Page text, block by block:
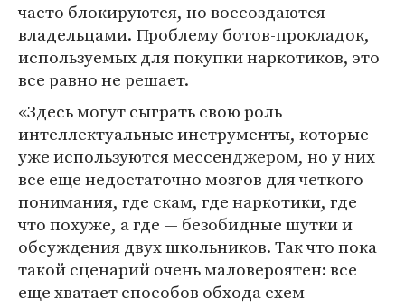
часто блокируются, но воссоздаются
владельцами. Проблему ботов-прокладок,
используемых для покупки наркотиков, это
все равно не решает.
«Здесь могут сыграть свою роль
интеллектуальные инструменты, которые
уже используются мессенджером, но у них
все еще недостаточно мозгов для четкого
понимания, где скам, где наркотики, где
что похуже, а где — безобидные шутки и
обсуждения двух школьников. Так что пока
такой сценарий очень маловероятен: все
еще хватает способов обхода схем